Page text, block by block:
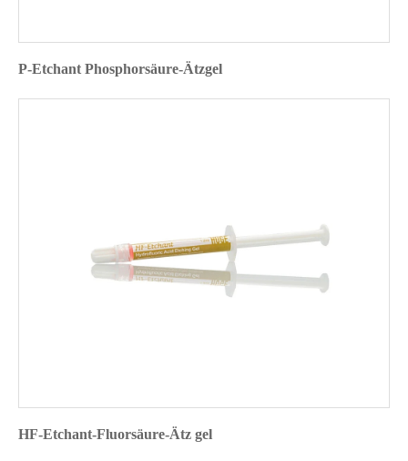
P-Etchant Phosphorsäure-Ätzgel
HF-Etchant-Fluorsäure-Ätz gel